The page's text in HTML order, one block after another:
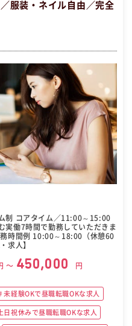
服装・ネイル自由／完全
制 コアタイム／11:00～15:00
実働7時間で勤務していただきま
時間例 10:00～18:00（休憩60
求人】
〜 450,000 円
未経験OKで昼職転職OKな求人
日祝休みで昼職転職OKな求人